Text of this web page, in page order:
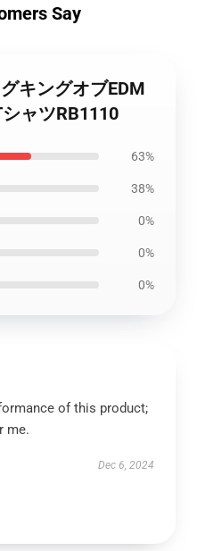
Say
キングオブEDM
ャツRB1110
63%
38%
0%
0%
0%
of this product;
me.
Dec 6, 2024